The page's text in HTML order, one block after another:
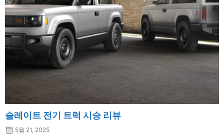
슬레이트 전기 트럭 시승 리뷰
5월 21, 2025